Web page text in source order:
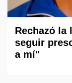
Rechazó
seguir
a mí"